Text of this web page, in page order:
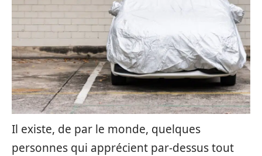
Il existe, de par le monde, quelques
personnes qui apprécient par-dessus tout